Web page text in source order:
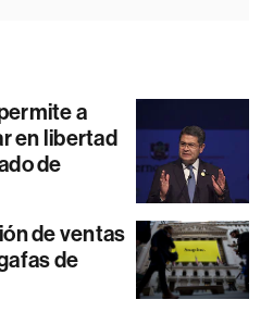
a
en libertad
de
de ventas
de